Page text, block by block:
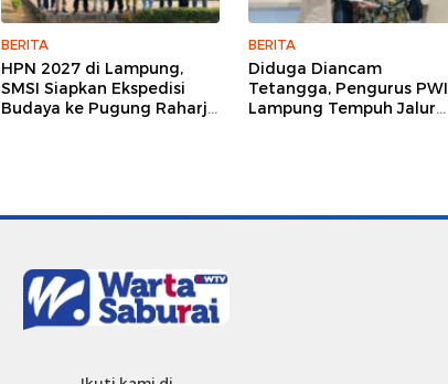
BERITA
HPN 2027 di Lampung,
SMSI Siapkan Ekspedisi
Budaya ke Pugung Raharjo
BERITA
Diduga Diancam
Tetangga, Pengurus PWI
Lampung Tempuh Jalur